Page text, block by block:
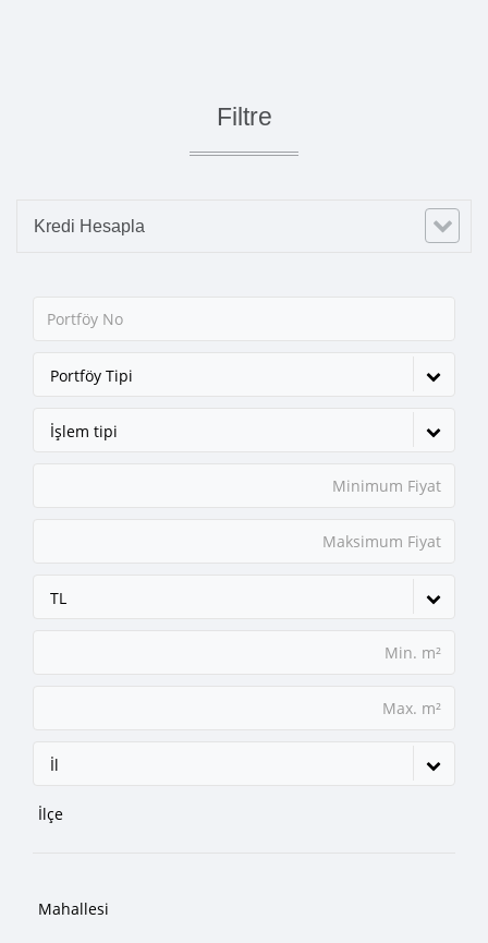
Filtre
Kredi Hesapla
Portföy Tipi
İşlem tipi
TL
İl